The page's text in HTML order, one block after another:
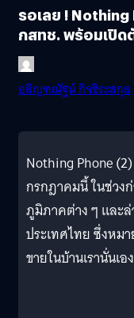
รอเลย !
กสทช. พร้อมเปิด
อลิญฑณัฐน์ กิจชิระสกุล
Nothing Phone
กรกฎาคมนี้ ในช่วง
ภูมิภาคต่าง ๆ และ
ประเทศไทย ซึ่งหม
ขายในบ้านเรานั่นเอง